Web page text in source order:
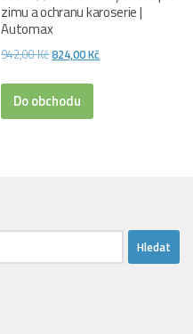
zimu a ochranu karoserie |
Automax
942,00KčPůvodní
byla:
942,00 Kč.
824,00KčAktuální
Do obchodu